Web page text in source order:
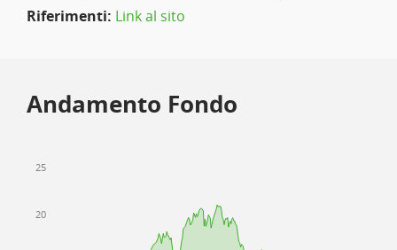
Riferimenti: Link al sito
Andamento Fondo
20
25